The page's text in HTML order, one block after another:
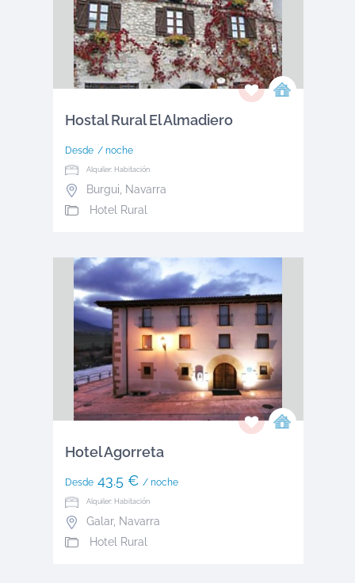
Hostal Rural El Almadiero
Desde / noche
Alquiler: Habitación
Burgui, Navarra
Hotel Rural
Hotel Agorreta
Desde43.5 € / noche
Alquiler: Habitación
Galar, Navarra
Hotel Rural